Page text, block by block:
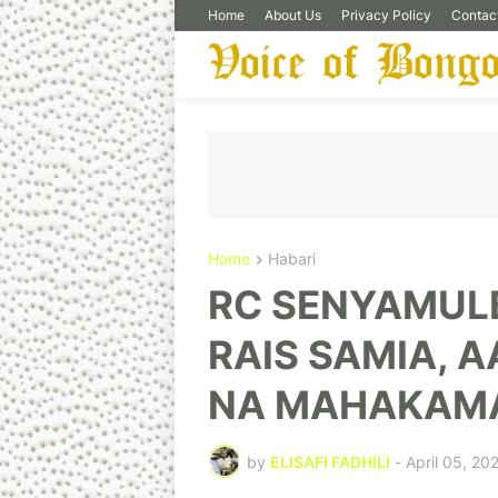
Home About Us Privacy Policy
Home Habari
RC
RAIS SAMIA,
NA
by ELISAFI FADHILI - April 05,